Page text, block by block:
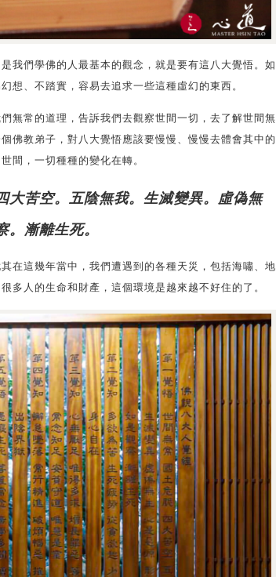
我們學佛的人最基本的觀念，就是要有這八大覺悟。如
想、不踏實，容易去追求一些這種虛幻的東西。
無常的道理，告訴我們去觀察世間一切，去了解世間無
佛教弟子，對八大覺悟應該要慢慢、慢慢去體會其中的
間，一切種種的變化在轉。
大苦空。五陰無我。生滅變異。虛偽無
。漸離生死。
在這幾年當中，我們遭遇到的各種天災，包括海嘯、地
多人的生命和財產，這個環境是越來越不好住的了。